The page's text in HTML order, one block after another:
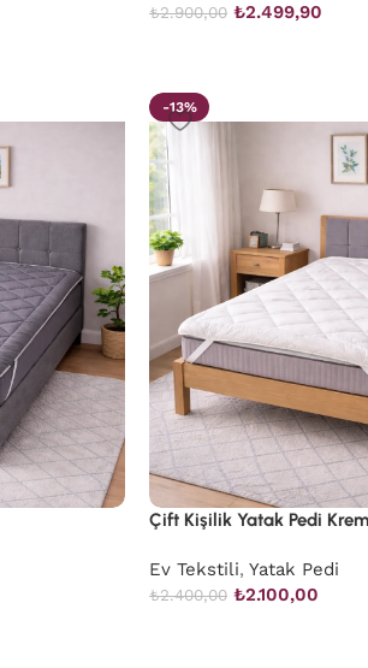
₺2.900,00 ₺2.499,90
-13%
Çift Kişilik Yatak Pedi Krem
Ev Tekstili, Yatak Pedi
₺2.400,00 ₺2.100,00